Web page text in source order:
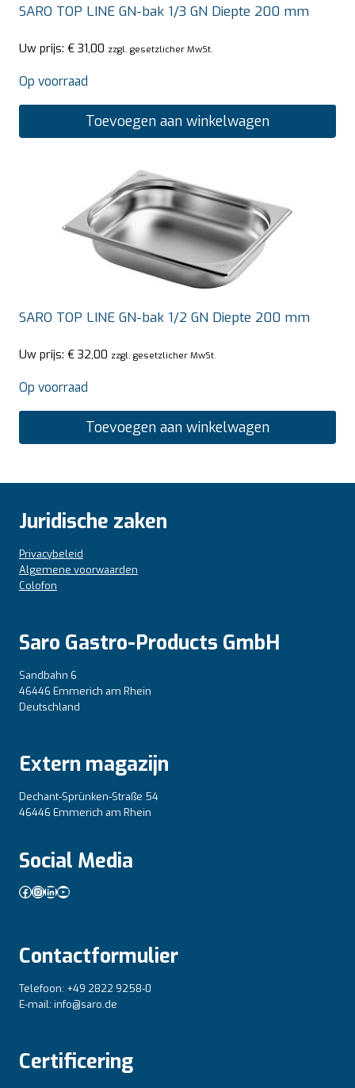
SARO TOP LINE GN-bak 1/3 GN Diepte 200 mm
Uw prijs: € 31,00 zzgl. gesetzlicher MwSt.
Op voorraad
Toevoegen aan winkelwagen
SARO TOP LINE GN-bak 1/2 GN Diepte 200 mm
Uw prijs: € 32,00 zzgl. gesetzlicher MwSt.
Op voorraad
Toevoegen aan winkelwagen
Juridische zaken
Privacybeleid
Algemene voorwaarden
Colofon
Saro Gastro-Products GmbH
Sandbahn 6
46446 Emmerich am Rhein
Deutschland
Extern magazijn
Dechant-Sprünken-Straße 54
46446 Emmerich am Rhein
Social Media
Facebook
Instagram
LinkedIn
YouTube
Contactformulier
Telefoon: +49 2822 9258-0
E-mail: info@saro.de
Certificering